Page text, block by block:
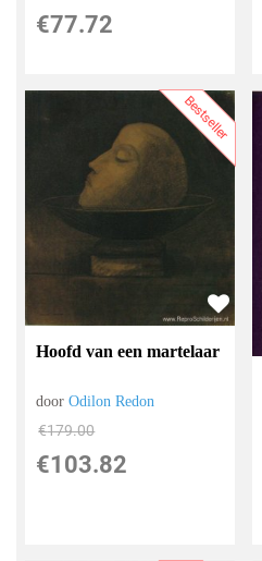
€77.72
Bestseller
Hoofd van een martelaar
doorOdilon Redon
€179.00
€103.82